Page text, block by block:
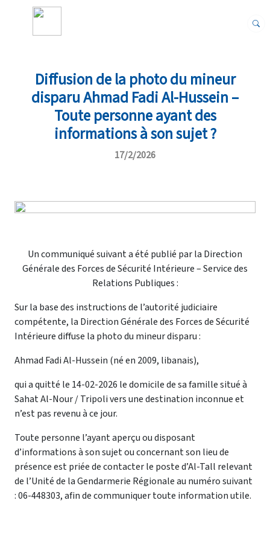
Diffusion de la photo du mineur
disparu Ahmad Fadi Al-Hussein –
Toute personne ayant des
informations à son sujet ?
17/2/2026
Un communiqué suivant a été publié par la Direction
Générale des Forces de Sécurité Intérieure– Service des
Relations Publiques :
Sur la base des instructions de l’autorité judiciaire
compétente, la Direction Générale des Forces de Sécurité
Intérieure diffuse la photo du mineur disparu :
Ahmad Fadi Al-Hussein (né en 2009, libanais),
qui a quitté le 14-02-2026 le domicile de sa famille situé à
Sahat Al-Nour /Tripolivers une destination inconnue et
n’est pas revenu à ce jour.
Toute personne l’ayant aperçu ou disposant
d’informations à son sujet ou concernant son lieu de
présence est priée de contacter le poste d’Al-Tall relevant
de l’Unité de la Gendarmerie Régionale au numéro suivant
: 06-448303, afin de communiquer toute information utile.